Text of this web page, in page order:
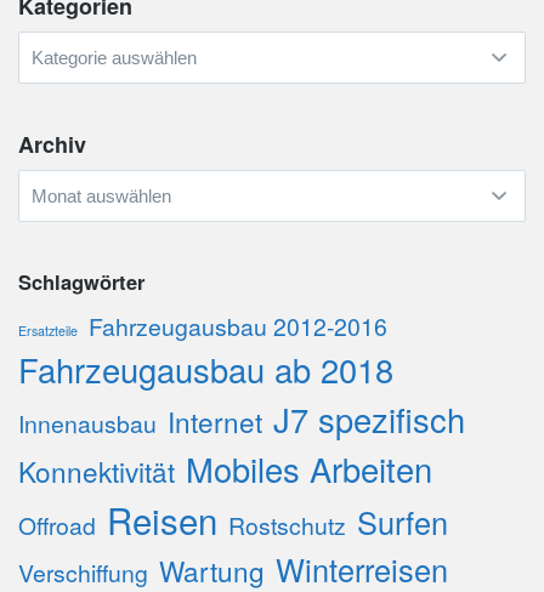
Kategorien
Kategorien
Archiv
Archiv
Schlagwörter
Ersatzteile Fahrzeugausbau 2012-2016
Fahrzeugausbau ab 2018
Innenausbau Internet J7 spezifisch
Konnektivität Mobiles Arbeiten
Offroad Reisen Rostschutz Surfen
Verschiffung Wartung Winterreisen